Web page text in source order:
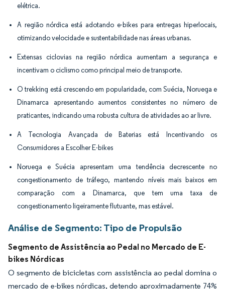
elétrica.
A região nórdica está adotando e-bikes para entregas hiperlocais,
otimizando velocidade e sustentabilidade nas áreas urbanas.
Extensas ciclovias na região nórdica aumentam a segurança e
incentivam o ciclismo como principal meio de transporte.
O trekking está crescendo em popularidade, com Suécia, Noruega e
Dinamarca apresentando aumentos consistentes no número de
praticantes, indicando uma robusta cultura de atividades ao ar livre.
A Tecnologia Avançada de Baterias está Incentivando os
Consumidores a Escolher E-bikes
Noruega e Suécia apresentam uma tendência decrescente no
congestionamento de tráfego, mantendo níveis mais baixos em
comparação com a Dinamarca, que tem uma taxa de
congestionamento ligeiramente flutuante, mas estável.
Análise de Segmento: Tipo de Propulsão
Segmento de Assistência ao Pedal no Mercado de E-
bikes Nórdicas
O segmento de bicicletas com assistência ao pedal domina o
mercado de e-bikes nórdicas, detendo aproximadamente 74%